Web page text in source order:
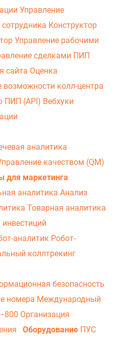
Управление
Конструктор
Управление рабочими
сделками ПИП
сайта Оценка
возможности колл-центра
ПИП (API) Вебхуки
аналитика
качеством (QM)
для маркетинга
аналитика Анализ
Товарная аналитика
аналитик Робот-
коллтрекинг
безопасность
номера Международный
Организация
Оборудование ПУС